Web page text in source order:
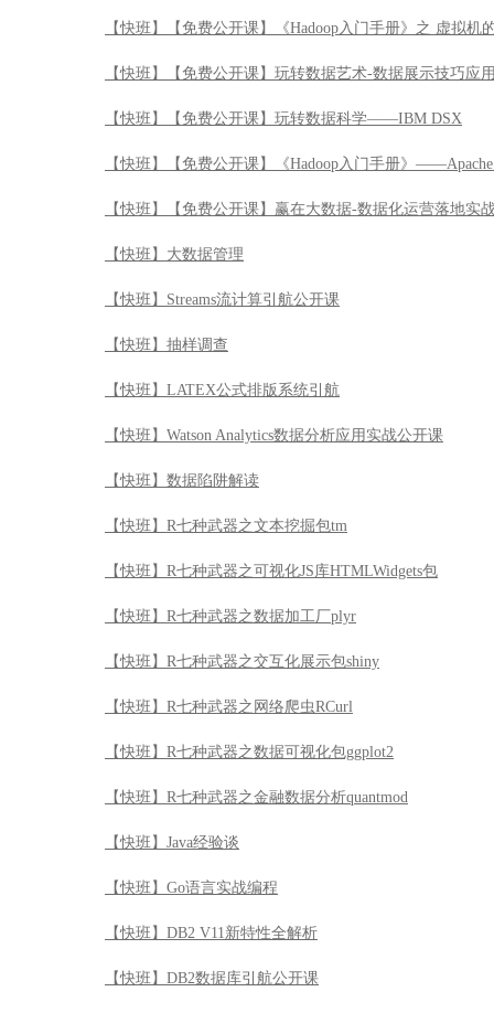
【快班】【免费公开课】《Hadoop入门手册》之 虚拟机
【快班】【免费公开课】玩转数据艺术-数据展示技巧应
【快班】【免费公开课】玩转数据科学——IBM DSX
【快班】【免费公开课】《Hadoop入门手册》
【快班】【免费公开课】赢在大数据-数据化运营落地实
【快班】大数据管理
【快班】Streams流计算引航公开课
【快班】抽样调查
【快班】LATEX公式排版系统引航
【快班】Watson Analytics数据分析应用实战公开课
【快班】数据陷阱解读
【快班】R七种武器之文本挖掘包tm
【快班】R七种武器之可视化JS库HTMLWidgets包
【快班】R七种武器之数据加工厂plyr
【快班】R七种武器之交互化展示包shiny
【快班】R七种武器之网络爬虫RCurl
【快班】R七种武器之数据可视化包ggplot2
【快班】R七种武器之金融数据分析quantmod
【快班】Java经验谈
【快班】Go语言实战编程
【快班】DB2 V11新特性全解析
【快班】DB2数据库引航公开课